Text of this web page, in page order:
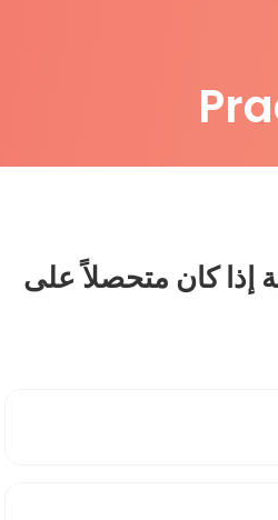
إذا كان متحصلاً على